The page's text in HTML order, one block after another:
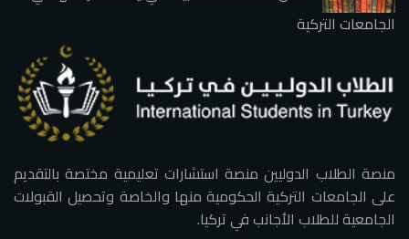
الجامعات التركية
منصة الطلاب الدوليين منصة استشارات تعليمية مختصة بالتقديم
على الجامعات التركية الحكومية منها والخاصة وتحصيل القبولات
الجامعية للطلاب الأجانب في تركيا.